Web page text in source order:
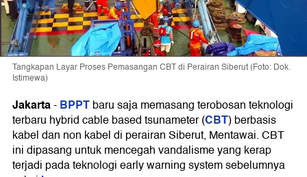
Tangkapan Layar Proses Pemasangan CBT di Perairan Siberut (Foto: Dok.
Istimewa)
Jakarta-BPPTbaru saja memasang terobosan teknologi
terbaru hybrid cable based tsunameter (CBT) berbasis
kabel dan non kabel di perairan Siberut, Mentawai. CBT
ini dipasang untuk mencegah vandalisme yang kerap
terjadi pada teknologi early warning system sebelumnya